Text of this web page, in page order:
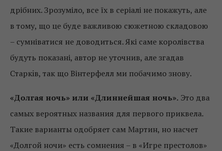
дрібних. Зрозуміло, все їх в серіалі не покажуть, але
в тому, що це буде важливою сюжетною складовою
– сумніватися не доводиться. Які саме королівства
будуть показані, автор не уточнив, але згадав
Старкiв, так що Вінтерфелл ми побачимо знову.
«Долгая ночь» или «Длиннейшая ночь». Это два
самых вероятных названия для первого приквела.
Такие варианты одобряет сам Мартин, но насчет
«Долгой ночи» есть сомнения – в «Игре престолов»